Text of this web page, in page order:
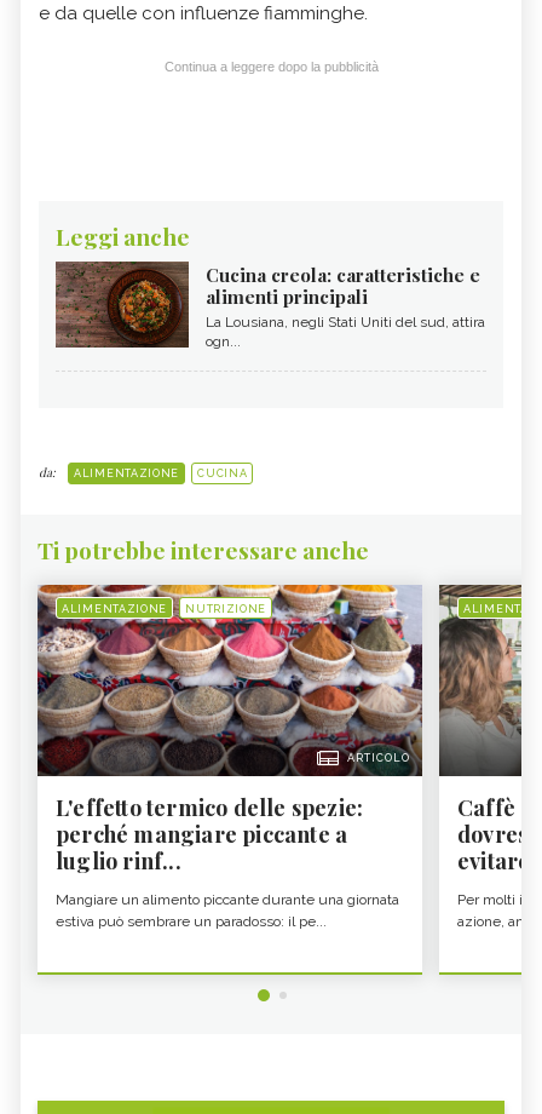
e da quelle con influenze fiamminghe.
Continua a leggere dopo la pubblicità
Leggi anche
Cucina creola: caratteristiche e
alimenti principali
La Lousiana, negli Stati Uniti del sud, attira
ogn...
da: ALIMENTAZIONE CUCINA
Ti potrebbe interessare anche
ALIMENTAZIONE NUTRIZIONE
ARTICOLO
L'effetto termico delle spezie:
perché mangiare piccante a
luglio rinf...
Mangiare un alimento piccante durante una giornata
estiva può sembrare un paradosso: il pe...
Caffè
evitare
Per molti il
azione,